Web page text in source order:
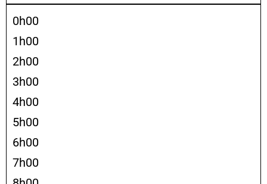
0h00
1h00
2h00
3h00
4h00
5h00
6h00
7h00